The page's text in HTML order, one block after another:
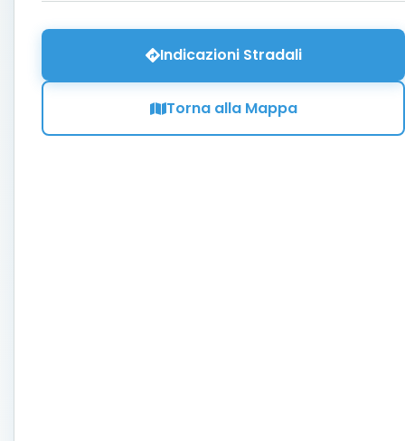
Indicazioni Stradali
Torna alla Mappa